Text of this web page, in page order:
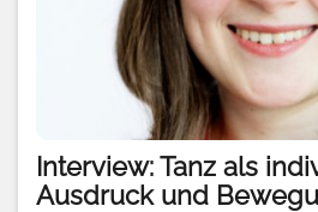
Interview: Tanz als
Ausdruck und